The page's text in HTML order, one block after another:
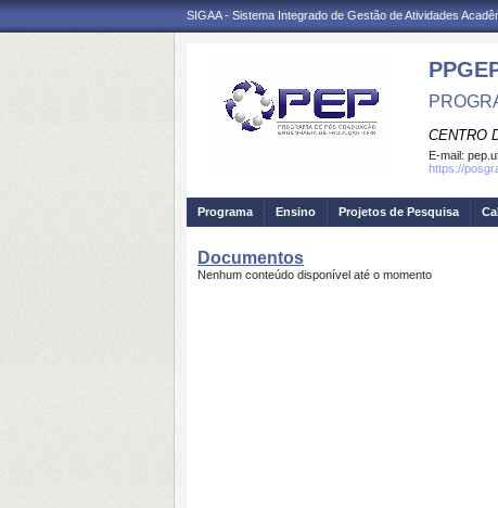
SIGAA - Sistema Integrado de Gestão de Atividades
CENTRO
E-mail:
https://
Programa Ensino Projetos de Pesquisa
Documentos
Nenhum conteúdo disponível até o momento